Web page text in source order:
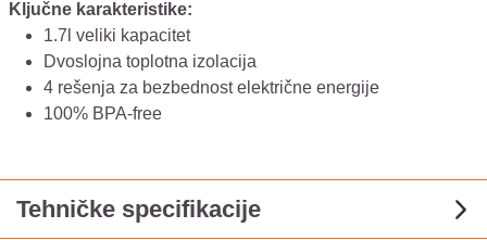
Ključne karakteristike:
1.7l veliki kapacitet
Dvoslojna toplotna izolacija
4 rešenja za bezbednost električne energije
100% BPA-free
Tehničke specifikacije